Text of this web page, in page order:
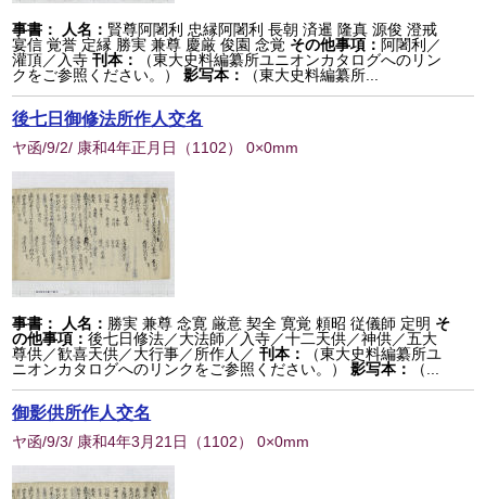
事書： 人名： 賢尊阿闍利 忠縁阿闍利 長朝 済暹 隆真 源俊 澄戒
宴信 覚誉 定縁 勝実 兼尊 慶厳 俊園 念覚 その他事項： 阿闍利／
灌頂／入寺刊本：
（東大史料編纂所ユニオンカタログへのリン
クをご参照ください。）
影写本： （東大史料編纂所...
後七日御修法所作人交名
ヤ函/9/2/ 康和4年正月日 （1102） 0×0mm
事書： 人名： 勝実 兼尊 念寛 厳意 契全 寛覚 頼昭 従儀師 定明 そ
の他事項：後七日修法／大法師／入寺／十二天供／神供／五大
尊供／歓喜天供／大行事／所作人／刊本：
（東大史料編纂所ユ
ニオンカタログへのリンクをご参照ください。）
影写本： （...
御影供所作人交名
ヤ函/9/3/ 康和4年3月21日 （1102） 0×0mm